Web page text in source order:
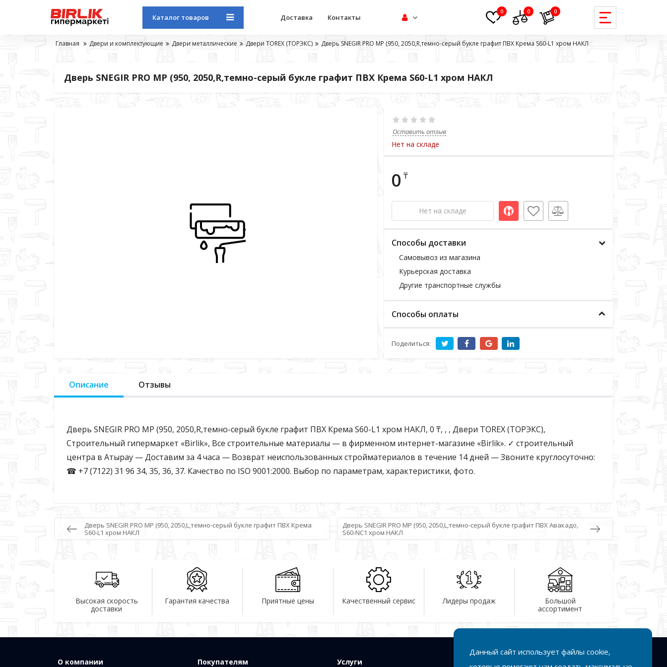
Каталог товаров Доставка Контакты
0 0 0
Главная Двери и комплектующие Двери металлические Двери TOREX (ТОРЭКС) Дверь SNEGIR PRO MP (950, 2050,R,темно-серый букле графит ПВХ Крема S60-L1 хром НАКЛ
Дверь SNEGIR PRO MP (950, 2050,R,темно-серый букле графит ПВХ Крема S60-L1 хром НАКЛ
Оставить отзыв
Нет на складе
0 ₸
Нет на складе
Способы доставки
Самовывоз из магазина
Курьерская доставка
Другие транспортные службы
Способы оплаты
Поделиться:
Описание Отзывы
Дверь SNEGIR PRO MP (950, 2050,R,темно-серый букле графит ПВХ Крема S60-L1 хром НАКЛ, 0 ₸, , , Двери TOREX (ТОРЭКС),
Строительный гипермаркет «Birlik», Все строительные материалы — в фирменном интернет-магазине «Birlik». ✓ строительный
центра в Атырау — Доставим за 4 часа — Возврат неиспользованных стройматериалов в течение 14 дней — Звоните круглосуточно:
☎ +7 (7122) 31 96 34, 35, 36, 37. Качество по ISO 9001:2000. Выбор по параметрам, характеристики, фото.
Дверь SNEGIR PRO MP (950, 2050,L,темно-серый букле графит ПВХ Крема
S60-L1 хром НАКЛ
Дверь SNEGIR PRO MP (950, 2050,L,темно-серый букле графит ПВХ Авакадо,
S60-NC1 хром НАКЛ
Высокая скорость
доставки
Гарантия качества Приятные цены Качественный сервис Лидеры продаж
Большой
ассортимент
О компании Покупателям Услуги
Данный сайт использует файлы cookie,